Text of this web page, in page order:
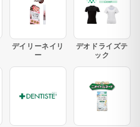
デイリーネイリ
ー
デオドライズテ
ック